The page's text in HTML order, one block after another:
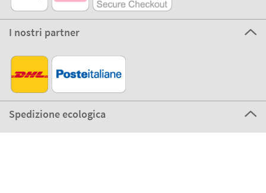
I nostri partner
Spedizione ecologica